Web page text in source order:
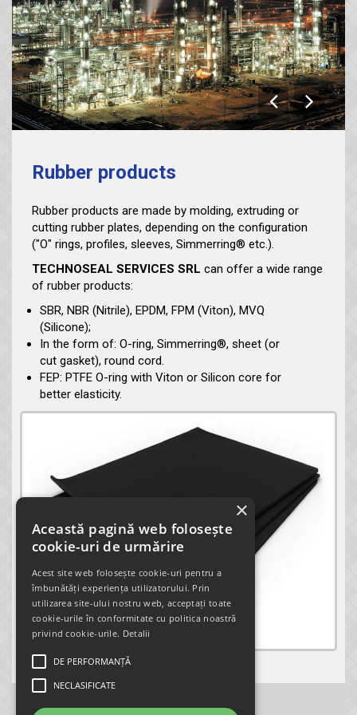
Rubber products
Rubber products are made by molding, extruding or
cutting rubber plates, depending on the configuration
("O" rings, profiles, sleeves, Simmerring® etc.).
TECHNOSEAL SERVICES SRL can offer a wide range
of rubber products:
SBR, NBR (Nitrile), EPDM, FPM (Viton), MVQ
(Silicone);
In the form of: O-ring, Simmerring®, sheet (or
cut gasket), round cord.
FEP: PTFE O-ring with Viton or Silicon core for
better elasticity.
Această pagină web folosește
cookie-uri de urmărire
Acest site web folosește cookie-uri pentru a
îmbunătăți experiența utilizatorului. Prin
utilizarea site-ului nostru web, acceptați toate
cookie-urile în conformitate cu politica noastră
privind cookie-urile. Detalii
DE PERFORMANȚĂ
NECLASIFICATE
×